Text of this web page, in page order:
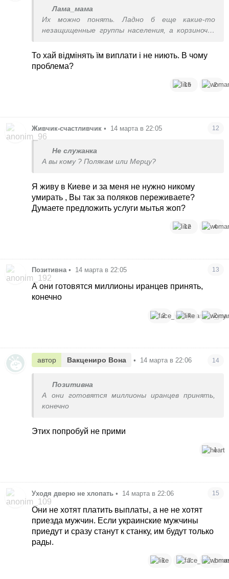
Лама_мама
Их можно понять. Ладно б еще какие-то
незащищенные группы населения, а корзиночки
Майдан не пошли?
То хай відмінять їм виплати і не ниють. В чому
проблема?
15 2
Живчик-счастливчик • 14 марта в 22:05 12
Не служанка
А вы кому ? Полякам или Мерцу?
Я живу в Киеве и за меня не нужно никому
умирать , Вы так за поляков переживаете?
Думаете предложить услуги мытья жоп?
12 4
Позитивна • 14 марта в 22:05 13
А они готовятся миллионы иранцев принять,
конечно
2 4 2
автор Вакцениро Вона • 14 марта в 22:06 14
Позитивна
А они готовятся миллионы иранцев принять,
конечно
Этих попробуй не прими
1
Уходя дверю не хлопать • 14 марта в 22:06 15
Они не хотят платить выплаты, а не не хотят
приезда мужчин. Если украинские мужчины
приедут и сразу станут к станку, им будут только
рады.
1 7 1